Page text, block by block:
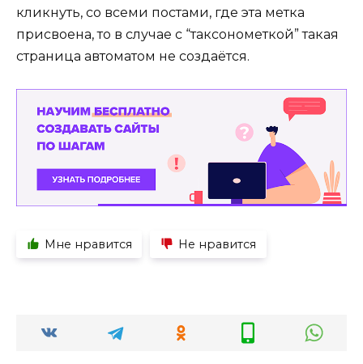
кликнуть, со всеми постами, где эта метка
присвоена, то в случае с “таксонометкой” такая
страница автоматом не создаётся.
Мне нравится Не нравится